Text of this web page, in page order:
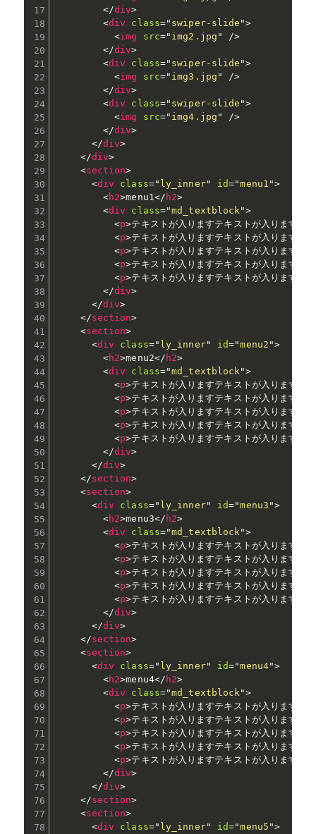
</div>
<div class=" swiper-slide ">
<img src=" img2.jpg "
/>
</div>
<div class=" swiper-slide ">
<img src=" img3.jpg "
/>
</div>
<div class=" swiper-slide ">
<img src=" img4.jpg "
/>
</div>
</div>
</div>
<section>
<div class=" ly_inner" id="menu1 ">
<h2>menu1</ h2>
<div class="md_textblock">
<p>テキストが入りますテキストが入りますテ
<p>テキストが入りますテキストが入りますテ
<p>テキストが入りますテキストが入りますテ
<p>テキストが入りますテキストが入りますテ
<p>テキストが入りますテキストが入りますテ
</div>
</div>
</section>
<section>
<div class=" ly_inner" id="menu2 ">
<h2>menu2</ h2>
<div class="md_textblock">
<p>テキストが入りますテキストが入りますテ
<p>テキストが入りますテキストが入りますテ
<p>テキストが入りますテキストが入りますテ
<p>テキストが入りますテキストが入りますテ
<p>テキストが入りますテキストが入りますテ
</div>
</div>
</section>
<section>
<div class=" ly_inner" id="menu3 ">
<h2>menu3</ h2>
<div class="md_textblock">
<p>テキストが入りますテキストが入りますテ
<p>テキストが入りますテキストが入りますテ
<p>テキストが入りますテキストが入りますテ
<p>テキストが入りますテキストが入りますテ
<p>テキストが入りますテキストが入りますテ
</div>
</div>
</section>
<section>
<div class=" ly_inner" id="menu4">
<h2>menu4</ h2>
<div class="md_textblock">
<p>テキストが入りますテキストが入りますテ
<p>テキストが入りますテキストが入りますテ
<p>テキストが入りますテキストが入りますテ
<p>テキストが入りますテキストが入りますテ
<p>テキストが入りますテキストが入りますテ
</div>
</div>
</section>
<section>
<div class=" ly_inner" id="menu5 ">